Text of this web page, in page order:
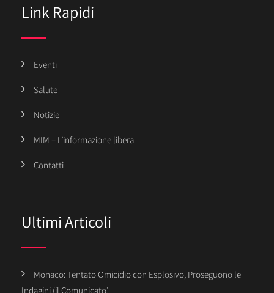
Link Rapidi
Eventi
Salute
Notizie
MIM – L’informazione libera
Contatti
Ultimi Articoli
Monaco: Tentato Omicidio con Esplosivo, Proseguono le
Indagini (il Comunicato)